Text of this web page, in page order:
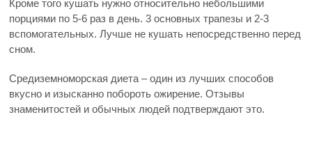
Кроме того кушать нужно относительно небольшими
порциями по 5-6 раз в день. 3 основных трапезы и 2-3
вспомогательных. Лучше не кушать непосредственно перед
сном.
Средиземноморская диета – один из лучших способов
вкусно и изысканно побороть ожирение. Отзывы
знаменитостей и обычных людей подтверждают это.